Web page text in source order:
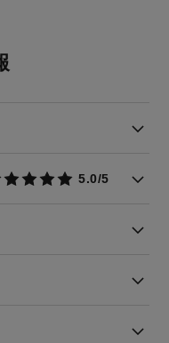
5.0/5